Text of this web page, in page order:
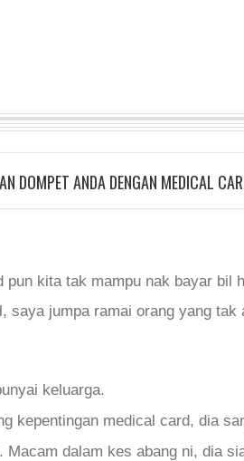
DOMPET ANDA DENGAN MEDICAL
kita tak mampu nak bayar bil
saya jumpa ramai orang yang tak
keluarga.
kepentingan medical card, dia
dalam kes abang ni, dia